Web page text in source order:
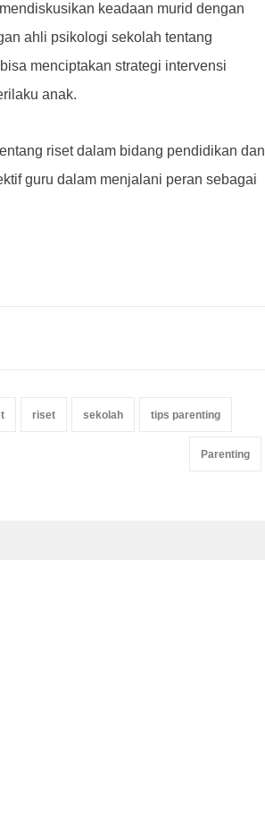
keadaan murid dengan
ahli psikologi sekolah tentang
menciptakan strategi intervensi
anak.
riset dalam bidang pendidikan dan
guru dalam menjalani peran sebagai
riset sekolah tips parenting
Parenting